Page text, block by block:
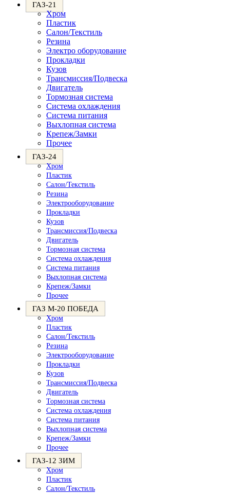
ГАЗ-21
Хром
Пластик
Салон/Текстиль
Резина
Электро оборудование
Прокладки
Кузов
Трансмиссия/Подвеска
Двигатель
Тормозная система
Система охлаждения
Система питания
Выхлопная система
Крепеж/Замки
Прочее
ГАЗ-24
Хром
Пластик
Салон/Текстиль
Резина
Электрооборудование
Прокладки
Кузов
Трансмиссия/Подвеска
Двигатель
Тормозная система
Система охлаждения
Система питания
Выхлопная система
Крепеж/Замки
Прочее
ГАЗ М-20 ПОБЕДА
Хром
Пластик
Салон/Текстиль
Резина
Электрооборудование
Прокладки
Кузов
Трансмиссия/Подвеска
Двигатель
Тормозная система
Система охлаждения
Система питания
Выхлопная система
Крепеж/Замки
Прочее
ГАЗ-12 ЗИМ
Хром
Пластик
Салон/Текстиль